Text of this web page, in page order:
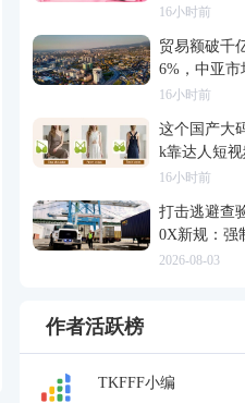
合作谈崩
16小时前
贸易额破千
6%，中亚市
16小时前
这个国产大
k靠达人短
0万
16小时前
打击逃避查
0X新规：强
2026-08-03
作者活跃榜
TKFFF小编